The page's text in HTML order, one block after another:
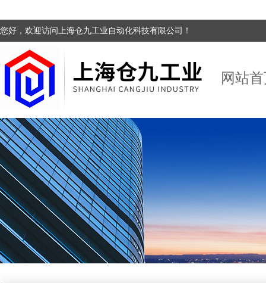
您好，欢迎访问上海仓九工业自动化科技有限公司！
网站